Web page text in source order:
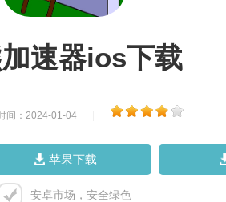
速器ios下载
间：2024-01-04
苹果下载
安卓市场，安全绿色